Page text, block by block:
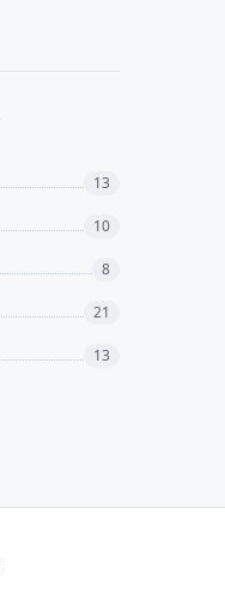
13
10
8
21
13